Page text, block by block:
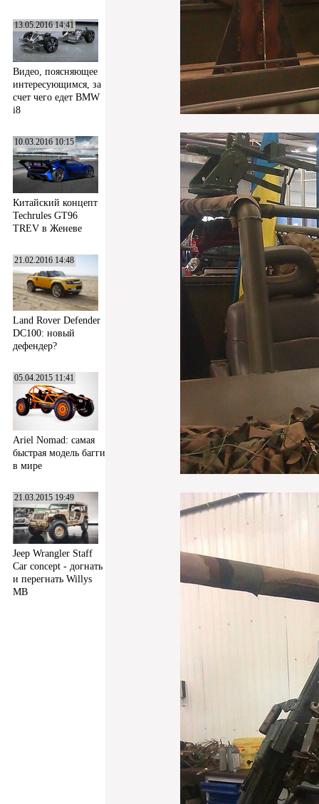
13.05.2016 14:41
Видео, поясняющее
интересующимся, за
счет чего едет BMW
i8
10.03.2016 10:15
Китайский концепт
Techrules GT96
TREV в Женеве
21.02.2016 14:48
Land Rover Defender
DC100: новый
дефендер?
05.04.2015 11:41
Ariel Nomad: самая
быстрая модель багги
в мире
21.03.2015 19:49
Jeep Wrangler Staff
Car concept - догнать
и перегнать Willys
MB